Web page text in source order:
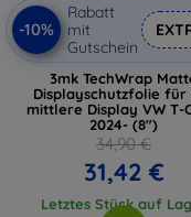
-10%
Rabatt
mit
Gutschein
3mk TechWrap
Displayschutzfolie für
mittlere Display VW T-
2024- (8")
34,90 €
31,42 €
Letztes Stück auf